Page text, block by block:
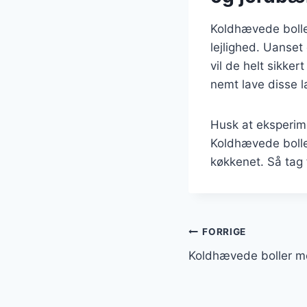
Koldhævede
lejlighed.
vil de helt
nemt lave disse
Husk at
Koldhævede
køkkenet. Så
FORRIGE
Koldhævede boller